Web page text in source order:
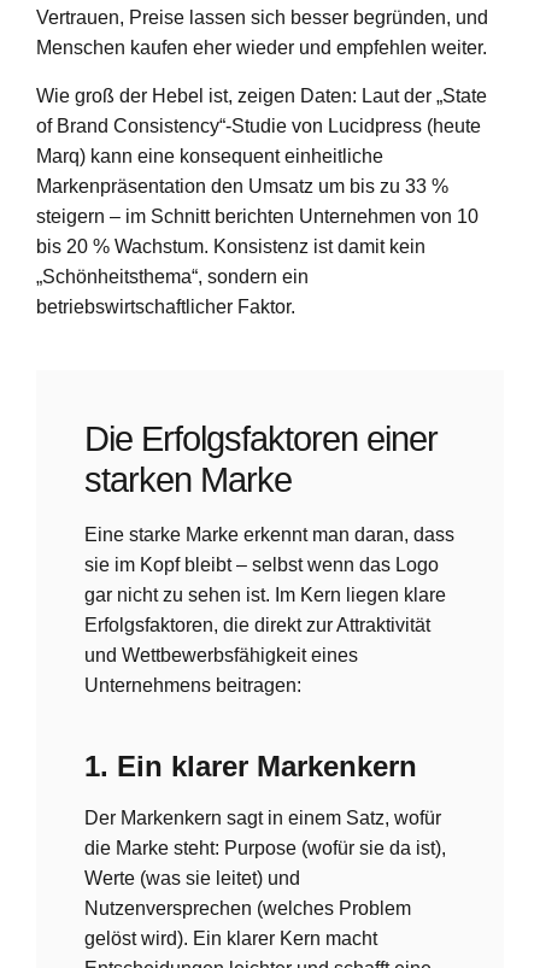
Vertrauen, Preise lassen sich besser begründen, und
Menschen kaufen eher wieder und empfehlen weiter.
Wie groß der Hebel ist, zeigen Daten: Laut der „State
of Brand Consistency“-Studie von Lucidpress (heute
Marq) kann eine konsequent einheitliche
Markenpräsentation den Umsatz um bis zu 33 %
steigern – im Schnitt berichten Unternehmen von 10
bis 20 % Wachstum. Konsistenz ist damit kein
„Schönheitsthema“, sondern ein
betriebswirtschaftlicher Faktor.
Die Erfolgsfaktoren einer
starken Marke
Eine starke Marke erkennt man daran, dass
sie im Kopf bleibt – selbst wenn das Logo
gar nicht zu sehen ist. Im Kern liegen klare
Erfolgsfaktoren, die direkt zur Attraktivität
und Wettbewerbsfähigkeit eines
Unternehmens beitragen:
1. Ein klarer Markenkern
Der Markenkern sagt in einem Satz, wofür
die Marke steht: Purpose (wofür sie da ist),
Werte (was sie leitet) und
Nutzenversprechen (welches Problem
gelöst wird). Ein klarer Kern macht